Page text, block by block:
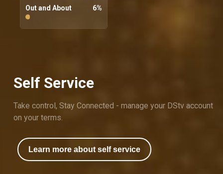
Out and About 6%
Self Service
Take control, Stay Connected - manage your DStv account
on your terms.
Learn more about self service